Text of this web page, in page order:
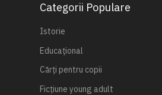
Categorii Populare
Istorie
Educațional
Cărți pentru copii
Ficțiune young adult